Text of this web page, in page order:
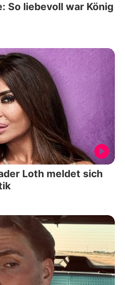
So liebevoll war König
Loth meldet sich